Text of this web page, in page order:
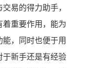
易的得力助手，
重要作用，能为
，同时也便于用
于新手还是有经验